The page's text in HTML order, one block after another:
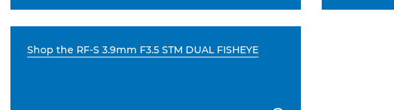
Shop the RF-S 3.9mm F3.5 STM DUAL FISHEYE